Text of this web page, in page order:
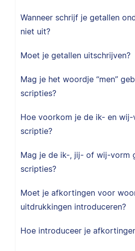
Wanneer schrijf je getallen
niet uit?
Moet je getallen uitschrijven?
Mag je het woordje “men”
scripties?
Hoe voorkom je de ik- en wij-
scriptie?
Mag je de ik-, jij- of wij-vorm
scripties?
Moet je afkortingen voor
uitdrukkingen introduceren?
Hoe introduceer je